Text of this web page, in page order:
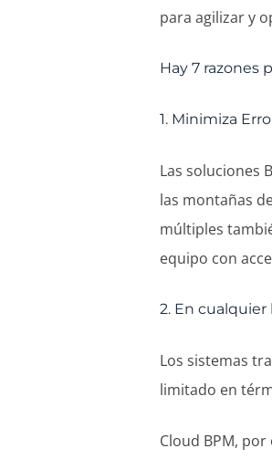
para agilizar y
Hay 7 razones
1. Minimiza
Las soluciones
las montañas
múltiples
equipo con
2. En
Los sistemas
limitado en
Cloud BPM,